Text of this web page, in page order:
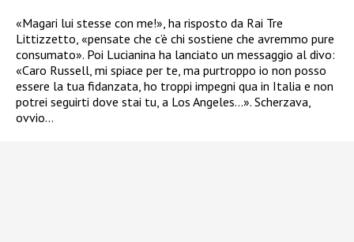
«Magari lui stesse con me!», ha risposto da Rai Tre
Littizzetto, «pensate che c’è chi sostiene che avremmo pure
consumato». Poi Lucianina ha lanciato un messaggio al divo:
«Caro Russell, mi spiace per te, ma purtroppo io non posso
essere la tua fidanzata, ho troppi impegni qua in Italia e non
potrei seguirti dove stai tu, a Los Angeles…». Scherzava,
ovvio…